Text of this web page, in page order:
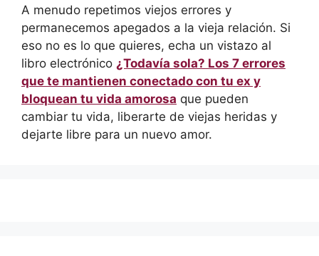
A menudo repetimos viejos errores y
permanecemos apegados a la vieja relación. Si
eso no es lo que quieres, echa un vistazo al
libro electrónico ¿Todavía sola? Los 7 errores
que te mantienen conectado con tu ex y
bloquean tu vida amorosa que pueden
cambiar tu vida, liberarte de viejas heridas y
dejarte libre para un nuevo amor.